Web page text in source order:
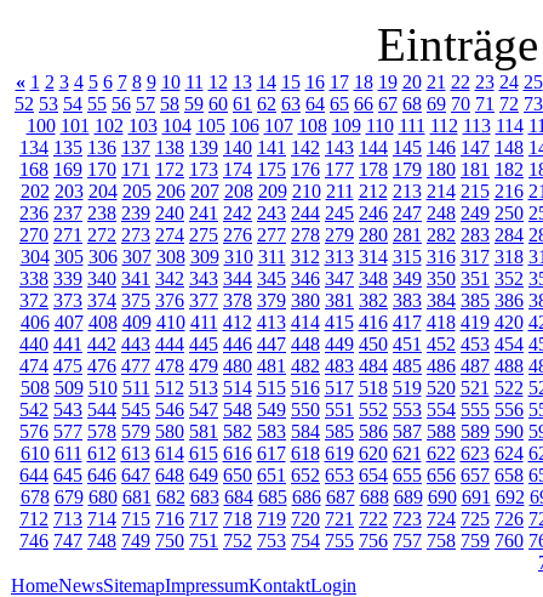
« 1 2 3 4 5 6 7 8 9 10 11 12 13 14 15 16 17 18 19 20 21 22 23 24 25
52 53 54 55 56 57 58 59 60 61 62 63 64 65 66 67 68 69 70 71 72 73
100 101 102 103 104 105 106 107 108 109 110 111 112 113 114
134 135 136 137 138 139 140 141 142 143 144 145 146 147 148
168 169 170 171 172 173 174 175 176 177 178 179 180 181 182
202 203 204 205 206 207 208 209 210 211 212 213 214 215 216
236 237 238 239 240 241 242 243 244 245 246 247 248 249 250
270 271 272 273 274 275 276 277 278 279 280 281 282 283 284
304 305 306 307 308 309 310 311 312 313 314 315 316 317 318
338 339 340 341 342 343 344 345 346 347 348 349 350 351 352
372 373 374 375 376 377 378 379 380 381 382 383 384 385 386
406 407 408 409 410 411 412 413 414 415 416 417 418 419 420
440 441 442 443 444 445 446 447 448 449 450 451 452 453 454
474 475 476 477 478 479 480 481 482 483 484 485 486 487 488
508 509 510 511 512 513 514 515 516 517 518 519 520 521 522
542 543 544 545 546 547 548 549 550 551 552 553 554 555 556
576 577 578 579 580 581 582 583 584 585 586 587 588 589 590
610 611 612 613 614 615 616 617 618 619 620 621 622 623 624
644 645 646 647 648 649 650 651 652 653 654 655 656 657 658
678 679 680 681 682 683 684 685 686 687 688 689 690 691 692
712 713 714 715 716 717 718 719 720 721 722 723 724 725 726
746 747 748 749 750 751 752 753 754 755 756 757 758 759 760
HomeNewsSitemapImpressumKontaktLogin